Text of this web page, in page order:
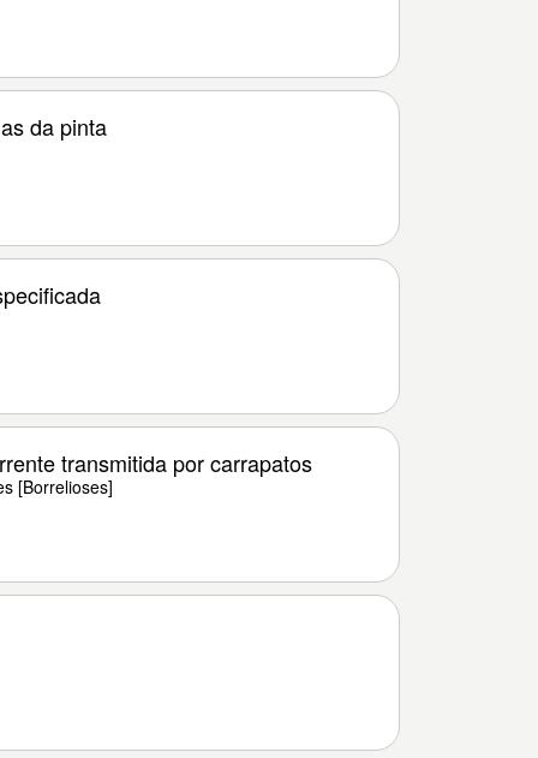
da pinta
transmitida por carrapatos
[Borrelioses]